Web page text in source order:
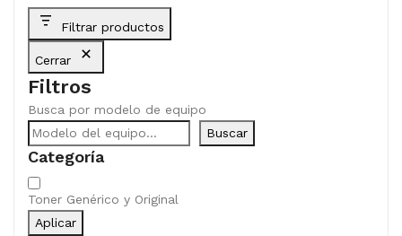
Filtrar productos
Cerrar
Filtros
Busca por modelo de equipo
Buscar
Categoría
Categoría
Toner Genérico y Original
Aplicar